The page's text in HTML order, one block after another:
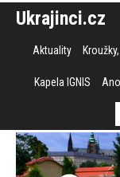
Ukrajinci.cz
Aktuality
Kapela IGNIS